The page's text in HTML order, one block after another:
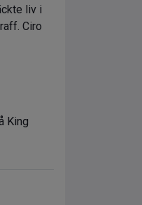
liv i
Ciro
King